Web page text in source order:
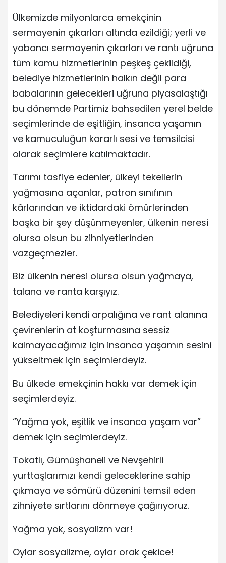
Ülkemizde milyonlarca emekçinin
sermayenin çıkarları altında ezildiği; yerli ve
yabancı sermayenin çıkarları ve rantı uğruna
tüm kamu hizmetlerinin peşkeş çekildiği,
belediye hizmetlerinin halkın değil para
babalarının gelecekleri uğruna piyasalaştığı
bu dönemde Partimiz bahsedilen yerel belde
seçimlerinde de eşitliğin, insanca yaşamın
ve kamuculuğun kararlı sesi ve temsilcisi
olarak seçimlere katılmaktadır.
Tarımı tasfiye edenler, ülkeyi tekellerin
yağmasına açanlar, patron sınıfının
kârlarından ve iktidardaki ömürlerinden
başka bir şey düşünmeyenler, ülkenin neresi
olursa olsun bu zihniyetlerinden
vazgeçmezler.
Biz ülkenin neresi olursa olsun yağmaya,
talana ve ranta karşıyız.
Belediyeleri kendi arpalığına ve rant alanına
çevirenlerin at koşturmasına sessiz
kalmayacağımız için insanca yaşamın sesini
yükseltmek için seçimlerdeyiz.
Bu ülkede emekçinin hakkı var demek için
seçimlerdeyiz.
“Yağma yok, eşitlik ve insanca yaşam var”
demek için seçimlerdeyiz.
Tokatlı, Gümüşhaneli ve Nevşehirli
yurttaşlarımızı kendi geleceklerine sahip
çıkmaya ve sömürü düzenini temsil eden
zihniyete sırtlarını dönmeye çağırıyoruz.
Yağma yok, sosyalizm var!
Oylar sosyalizme, oylar orak çekice!